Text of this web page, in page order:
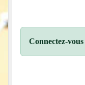
Connectez-vous